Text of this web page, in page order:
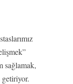
sağlamak,